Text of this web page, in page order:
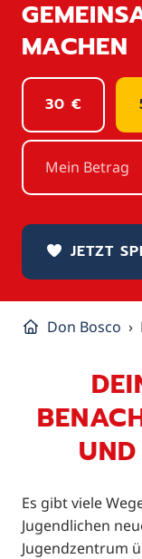
MACHEN
30 €
JETZT
Don Bosco
Es gibt viele
Jugendlichen
Jugendzentrum